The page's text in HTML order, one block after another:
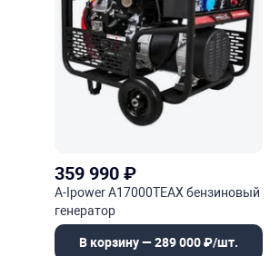
359 990₽
A-Ipower A17000TEAX бензиновый
генератор
В корзину — 289 000 ₽/шт.